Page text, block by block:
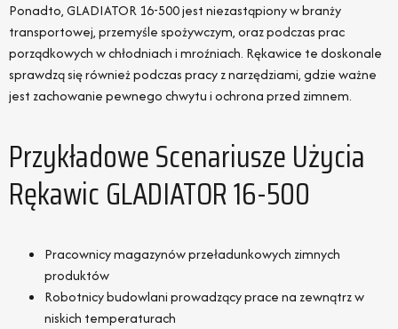
Ponadto, GLADIATOR 16-500 jest niezastąpiony w branży
transportowej, przemyśle spożywczym, oraz podczas prac
porządkowych w chłodniach i mroźniach. Rękawice te doskonale
sprawdzą się również podczas pracy z narzędziami, gdzie ważne
jest zachowanie pewnego chwytu i ochrona przed zimnem.
Przykładowe Scenariusze Użycia
Rękawic GLADIATOR 16-500
Pracownicy magazynów przeładunkowych zimnych
produktów
Robotnicy budowlani prowadzący prace na zewnątrz w
niskich temperaturach